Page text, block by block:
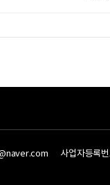
사업자등록